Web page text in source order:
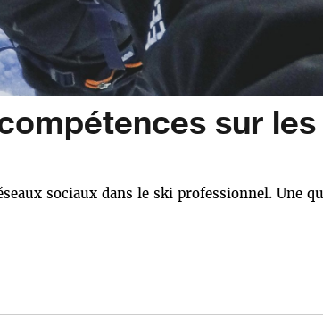
sur les
sociaux dans le ski professionnel. Une